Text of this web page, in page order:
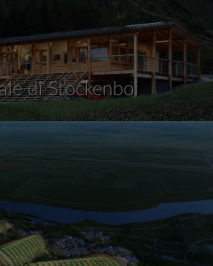
di Stockenboi